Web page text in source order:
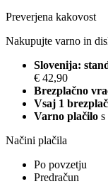
Preverjena kakovost
Nakupujte varno in
Slovenija:
€ 42,90
Brezplačno
Vsaj 1
Varno plačilo s
Načini plačila
Po povzetju
Predračun